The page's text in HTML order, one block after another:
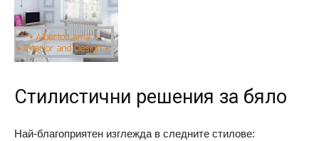
Стилистични решения за бяло
Най-благоприятен изглежда в следните стилове: